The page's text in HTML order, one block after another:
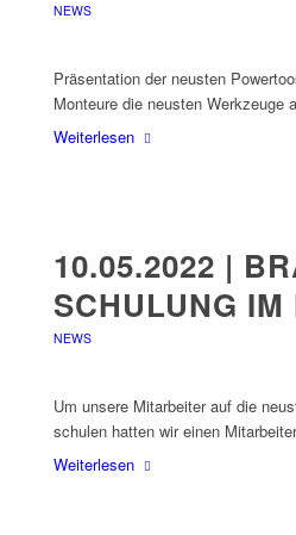
NEWS
Präsentation der neusten
Monteure die neusten Werkzeuge
Weiterlesen
10.05.2022 |
SCHULUNG IM
NEWS
Um unsere Mitarbeiter auf die
schulen hatten wir einen
Weiterlesen